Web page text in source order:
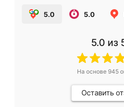
5.0 5.0
5.0 из
На основе 945
Оставить